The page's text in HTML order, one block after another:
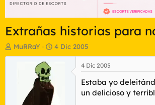
Extrañas historias para
I
n
MuRRaY
F
e
d
4 Dic 2005
4 Dic 2005
Estaba yo
un delicioso y